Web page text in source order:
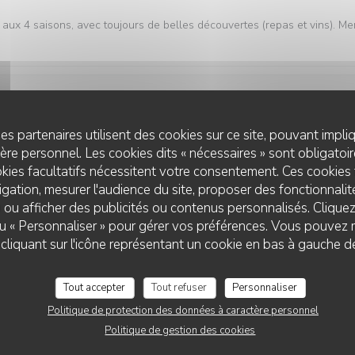
partenaires utilisent des cookies sur ce site, pouvant
personnel. Les cookies dits « nécessaires » sont
facultatifs nécessitent votre consentement. Ces
mesurer l'audience du site, proposer des
afficher des publicités ou contenus personnalisés.
« Personnaliser » pour gérer vos préférences. Vous
sur l'icône représentant un cookie en bas à gauche
Tout accepter Tout refuser
Personnaliser
Politique de protection des données à caractère personnel
Politique de gestion des cookies
4 saisons, avec toujours de belles découvertes (repas et vins).
Service : 5/5 Ambiance: 5/5 Cuisine:5 /5 Qualité / Prix
de découvrir.
Service /5 Ambiance Cuisine
L'AUBERGE AUX 4 SAISONS